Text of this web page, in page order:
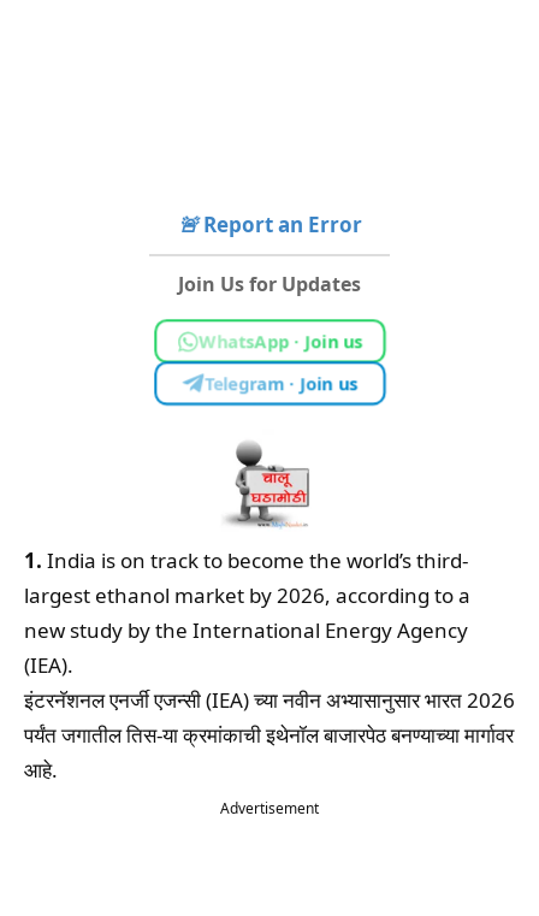
🚨Report an Error
Join Us for Updates
WhatsApp · Join us
Telegram · Join us
1. India is on track to become the world’s third-
largest ethanol market by 2026, according to a
new study by the International Energy Agency
(IEA).
इंटरनॅशनल एनर्जी एजन्सी (IEA) च्या नवीन अभ्यासानुसार भारत 2026
पर्यंत जगातील तिस-या क्रमांकाची इथेनॉल बाजारपेठ बनण्याच्या मार्गावर
आहे.
Advertisement